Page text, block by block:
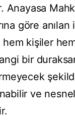
Anayasa
göre anılan
kişiler
bir
ve nesnel